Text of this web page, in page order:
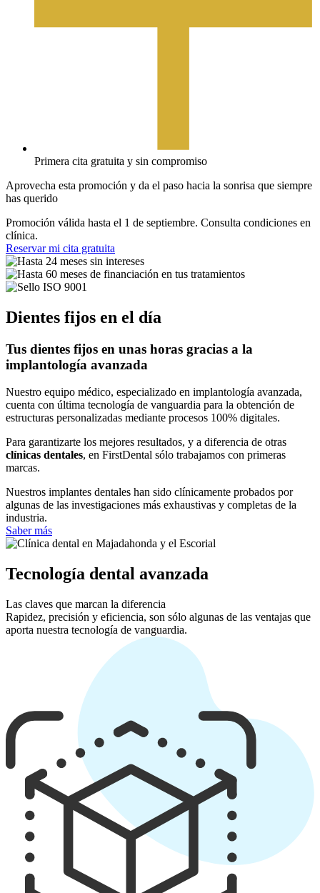
Primera cita gratuita y sin compromiso
Aprovecha esta promoción y da el paso hacia la sonrisa que siempre
has querido
Promoción válida hasta el 1 de septiembre. Consulta condiciones en
clínica.
Reservar mi cita gratuita
Dientes fijos en el día
Tus dientes fijos en unas horas gracias a la
implantología avanzada
Nuestro equipo médico, especializado en implantología avanzada,
cuenta con última tecnología de vanguardia para la obtención de
estructuras personalizadas mediante procesos 100% digitales.
Para garantizarte los mejores resultados, y a diferencia de otras
clínicas dentales, en FirstDental sólo trabajamos con primeras
marcas.
Nuestros implantes dentales han sido clínicamente probados por
algunas de las investigaciones más exhaustivas y completas de la
industria.
Saber más
Tecnología dental avanzada
Las claves que marcan la diferencia
Rapidez, precisión y eficiencia, son sólo algunas de las ventajas que
aporta nuestra tecnología de vanguardia.